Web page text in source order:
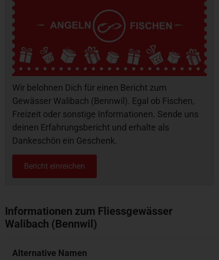
Wir belohnen Dich für einen Bericht zum
Gewässer Walibach (Bennwil). Egal ob Fischen,
Freizeit oder sonstige Informationen. Sende uns
deinen Erfahrungsbericht und erhalte als
Dankeschön ein Geschenk.
Bericht einreichen
Informationen zum Fliessgewässer
Walibach (Bennwil)
Alternative Namen